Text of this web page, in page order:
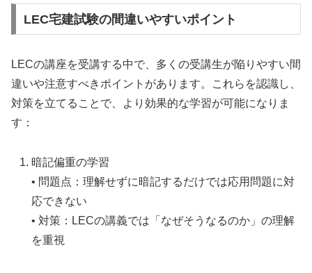
LEC宅建試験の間違いやすいポイント
LECの講座を受講する中で、多くの受講生が陥りやすい間
違いや注意すべきポイントがあります。これらを認識し、
対策を立てることで、より効果的な学習が可能になりま
す：
暗記偏重の学習
• 問題点：理解せずに暗記するだけでは応用問題に対
応できない
• 対策：LECの講義では「なぜそうなるのか」の理解
を重視